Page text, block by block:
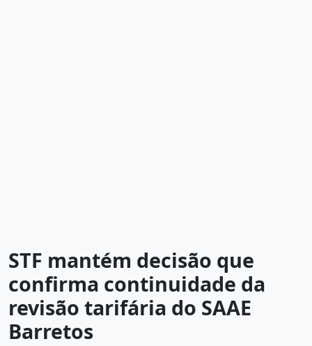
STF mantém decisão que
confirma continuidade da
revisão tarifária do SAAE
Barretos